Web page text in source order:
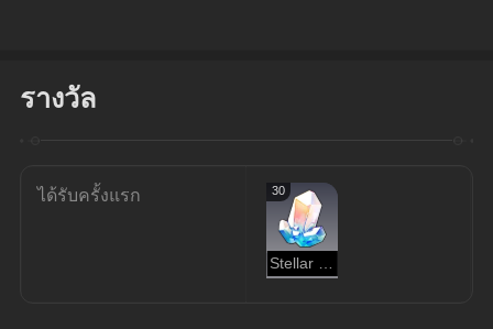
รางวัล
ได้รับครั้งแรก 30